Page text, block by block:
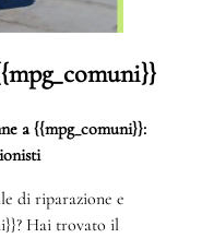
a {{mpg_comuni}}:
di riparazione e
Hai trovato il